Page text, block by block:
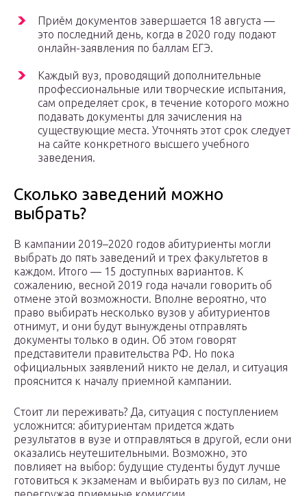
Приём документов завершается 18 августа —
это последний день, когда в 2020 году подают
онлайн-заявления по баллам ЕГЭ.
Каждый вуз, проводящий дополнительные
профессиональные или творческие испытания,
сам определяет срок, в течение которого можно
подавать документы для зачисления на
существующие места. Уточнять этот срок следует
на сайте конкретного высшего учебного
заведения.
Сколько заведений можно
выбрать?
В кампании 2019–2020 годов абитуриенты могли
выбрать до пять заведений и трех факультетов в
каждом. Итого — 15 доступных вариантов. К
сожалению, весной 2019 года начали говорить об
отмене этой возможности. Вполне вероятно, что
право выбирать несколько вузов у абитуриентов
отнимут, и они будут вынуждены отправлять
документы только в один. Об этом говорят
представители правительства РФ. Но пока
официальных заявлений никто не делал, и ситуация
прояснится к началу приемной кампании.
Стоит ли переживать? Да, ситуация с поступлением
усложнится: абитуриентам придется ждать
результатов в вузе и отправляться в другой, если они
оказались неутешительными. Возможно, это
повлияет на выбор: будущие студенты будут лучше
готовиться к экзаменам и выбирать вуз по силам, не